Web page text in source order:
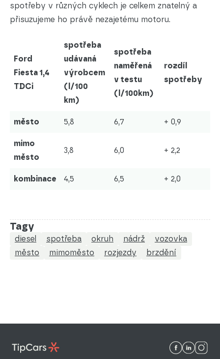
spotřeby v různých cyklech je celkem znatelný a
přisuzujeme ho právě nezajetému motoru.
Ford
Fiesta 1,4
TDCi
spotřeba
udávaná
výrobcem
(l/100
km)
spotřeba
naměřená
v testu
(l/100km)
rozdíl
spotřeby
město 5,8 6,7 + 0,9
mimo
město
3,8 6,0 + 2,2
kombinace 4,5 6,5 + 2,0
Tagy
diesel spotřeba okruh nádrž
vozovka
město
mimoměsto rozjezdy brzdění